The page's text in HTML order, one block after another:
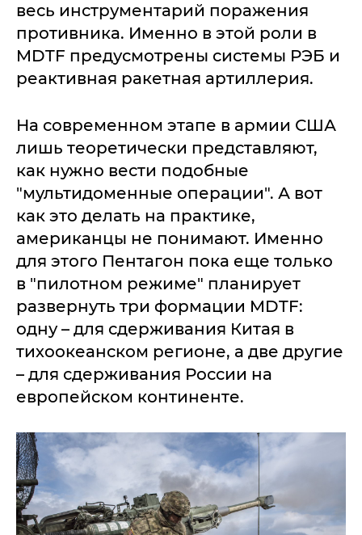
весь инструментарий поражения
противника. Именно в этой роли в
MDTF предусмотрены системы РЭБ и
реактивная ракетная артиллерия.
На современном этапе в армии США
лишь теоретически представляют,
как нужно вести подобные
"мультидоменные операции". А вот
как это делать на практике,
американцы не понимают. Именно
для этого Пентагон пока еще только
в "пилотном режиме" планирует
развернуть три формации MDTF:
одну – для сдерживания Китая в
тихоокеанском регионе, а две другие
– для сдерживания России на
европейском континенте.